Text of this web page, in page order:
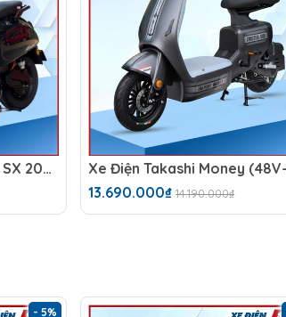
Xe Máy Điện Yaka Lavia SX 2026 (60V -23AH) 5 Bình
13.690.000₫ 14.190.000₫
- 5%